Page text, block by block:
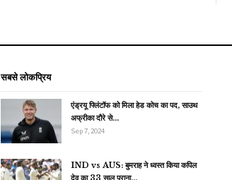
सबसे लोकप्रिय
एंड्रयू फ्लिंटॉफ को मिला हेड कोच का पद, साउथ
अफ्रीका दौरे से…
Sep 7, 2024
IND vs AUS: बुमराह ने ध्वस्त किया कपिल